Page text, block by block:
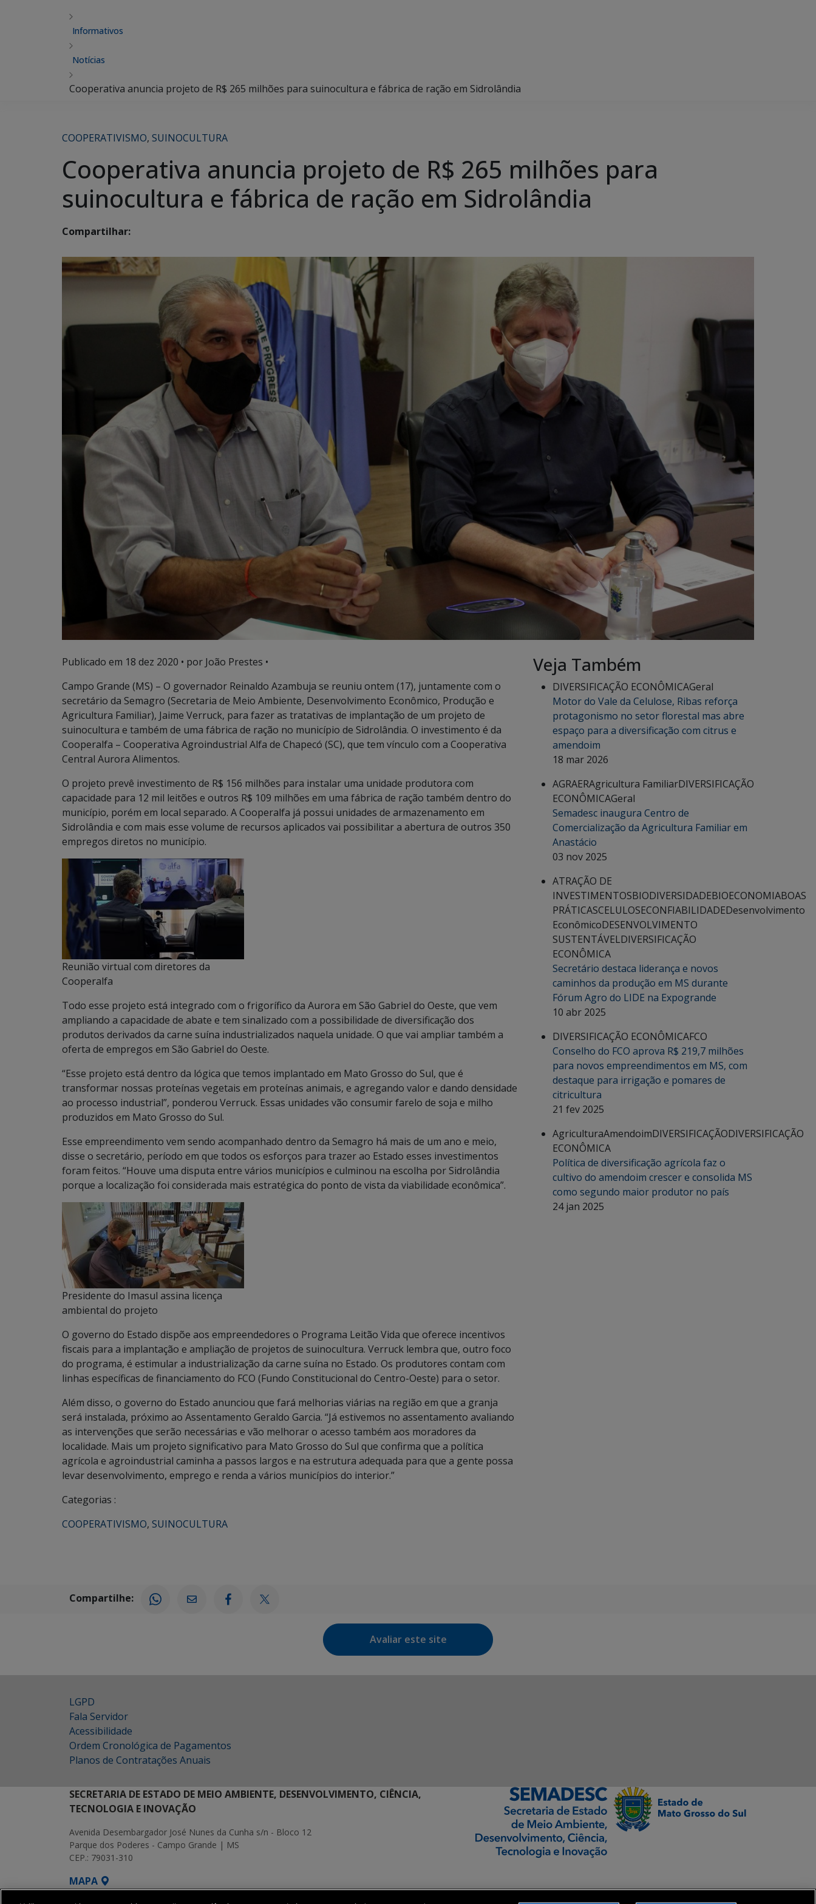
Informativos
Notícias
Cooperativa anuncia projeto de R$ 265 milhões para suinocultura e fábrica de ração em Sidrolândia
COOPERATIVISMO, SUINOCULTURA
Cooperativa anuncia projeto de R$ 265 milhões para
suinocultura e fábrica de ração em Sidrolândia
Compartilhar:
Publicado em 18 dez 2020 • por João Prestes •
Campo Grande (MS) – O governador Reinaldo Azambuja se reuniu ontem (17), juntamente com o
secretário da Semagro (Secretaria de Meio Ambiente, Desenvolvimento Econômico, Produção e
Agricultura Familiar), Jaime Verruck, para fazer as tratativas de implantação de um projeto de
suinocultura e também de uma fábrica de ração no município de Sidrolândia. O investimento é da
Cooperalfa – Cooperativa Agroindustrial Alfa de Chapecó (SC), que tem vínculo com a Cooperativa
Central Aurora Alimentos.
O projeto prevê investimento de R$ 156 milhões para instalar uma unidade produtora com
capacidade para 12 mil leitões e outros R$ 109 milhões em uma fábrica de ração também dentro do
município, porém em local separado. A Cooperalfa já possui unidades de armazenamento em
Sidrolândia e com mais esse volume de recursos aplicados vai possibilitar a abertura de outros 350
empregos diretos no município.
Reunião virtual com diretores da
Cooperalfa
Todo esse projeto está integrado com o frigorífico da Aurora em São Gabriel do Oeste, que vem
ampliando a capacidade de abate e tem sinalizado com a possibilidade de diversificação dos
produtos derivados da carne suína industrializados naquela unidade. O que vai ampliar também a
oferta de empregos em São Gabriel do Oeste.
“Esse projeto está dentro da lógica que temos implantado em Mato Grosso do Sul, que é
transformar nossas proteínas vegetais em proteínas animais, e agregando valor e dando densidade
ao processo industrial”, ponderou Verruck. Essas unidades vão consumir farelo de soja e milho
produzidos em Mato Grosso do Sul.
Esse empreendimento vem sendo acompanhado dentro da Semagro há mais de um ano e meio,
disse o secretário, período em que todos os esforços para trazer ao Estado esses investimentos
foram feitos. “Houve uma disputa entre vários municípios e culminou na escolha por Sidrolândia
porque a localização foi considerada mais estratégica do ponto de vista da viabilidade econômica”.
Presidente do Imasul assina licença
ambiental do projeto
O governo do Estado dispõe aos empreendedores o Programa Leitão Vida que oferece incentivos
fiscais para a implantação e ampliação de projetos de suinocultura. Verruck lembra que, outro foco
do programa, é estimular a industrialização da carne suína no Estado. Os produtores contam com
linhas específicas de financiamento do FCO (Fundo Constitucional do Centro-Oeste) para o setor.
Além disso, o governo do Estado anunciou que fará melhorias viárias na região em que a granja
será instalada, próximo ao Assentamento Geraldo Garcia. “Já estivemos no assentamento avaliando
as intervenções que serão necessárias e vão melhorar o acesso também aos moradores da
localidade. Mais um projeto significativo para Mato Grosso do Sul que confirma que a política
agrícola e agroindustrial caminha a passos largos e na estrutura adequada para que a gente possa
levar desenvolvimento, emprego e renda a vários municípios do interior.”
Categorias :
COOPERATIVISMO, SUINOCULTURA
Veja Também
DIVERSIFICAÇÃO ECONÔMICAGeral
Motor do Vale da Celulose, Ribas reforça
protagonismo no setor florestal mas abre
espaço para a diversificação com citrus e
amendoim
18 mar 2026
AGRAERAgricultura FamiliarDIVERSIFICAÇÃO
ECONÔMICAGeral
Semadesc inaugura Centro de
Comercialização da Agricultura Familiar em
Anastácio
03 nov 2025
ATRAÇÃO DE
INVESTIMENTOSBIODIVERSIDADEBIOECONOMIABOAS
PRÁTICASCELULOSECONFIABILIDADEDesenvolvimento
EconômicoDESENVOLVIMENTO
SUSTENTÁVELDIVERSIFICAÇÃO
ECONÔMICA
Secretário destaca liderança e novos
caminhos da produção em MS durante
Fórum Agro do LIDE na Expogrande
10 abr 2025
DIVERSIFICAÇÃO ECONÔMICAFCO
Conselho do FCO aprova R$ 219,7 milhões
para novos empreendimentos em MS, com
destaque para irrigação e pomares de
citricultura
21 fev 2025
AgriculturaAmendoimDIVERSIFICAÇÃODIVERSIFICAÇÃO
ECONÔMICA
Política de diversificação agrícola faz o
cultivo do amendoim crescer e consolida MS
como segundo maior produtor no país
24 jan 2025
Compartilhe:
Avaliar este site
LGPD
Fala Servidor
Acessibilidade
Ordem Cronológica de Pagamentos
Planos de Contratações Anuais
SECRETARIA DE ESTADO DE MEIO AMBIENTE, DESENVOLVIMENTO, CIÊNCIA,
TECNOLOGIA E INOVAÇÃO
Avenida Desembargador José Nunes da Cunha s/n - Bloco 12
Parque dos Poderes - Campo Grande | MS
CEP.: 79031-310
MAPA